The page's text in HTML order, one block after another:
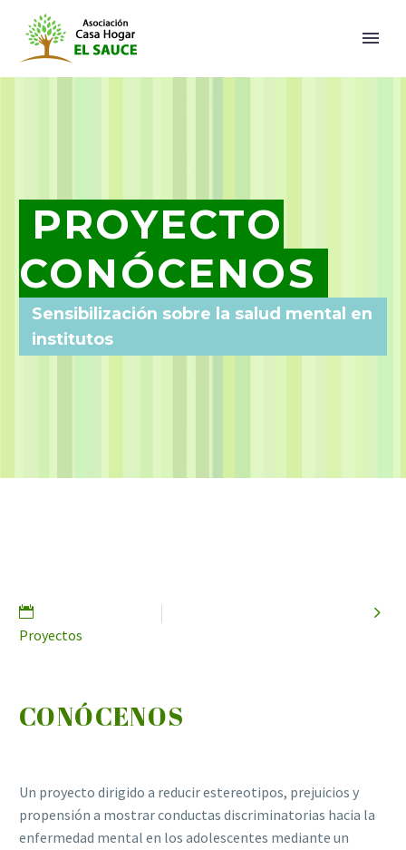
PROYECTO
CONÓCENOS
Sensibilización sobre la salud mental en
institutos

Proyectos
CONÓCENOS
Un proyecto dirigido a reducir estereotipos, prejuicios y
propensión a mostrar conductas discriminatorias hacia la
enfermedad mental en los adolescentes mediante un